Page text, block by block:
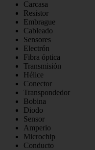
Carcasa
Resistor
Embrague
Cableado
Sensores
Electrón
Fibra óptica
Transmisión
Hélice
Conector
Transpondedor
Bobina
Diodo
Sensor
Amperio
Microchip
Conducto